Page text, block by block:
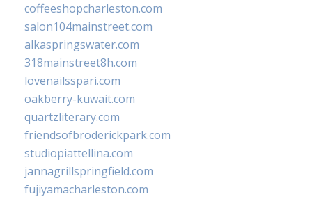
coffeeshopcharleston.com
salon104mainstreet.com
alkaspringswater.com
318mainstreet8h.com
lovenailsspari.com
oakberry-kuwait.com
quartzliterary.com
friendsofbroderickpark.com
studiopiattellina.com
jannagrillspringfield.com
fujiyamacharleston.com